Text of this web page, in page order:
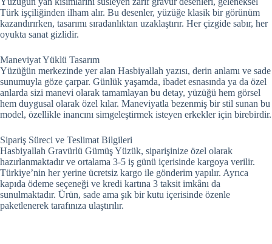
Türk işçiliğinden ilham alır. Bu desenler, yüzüğe klasik bir görünüm
kazandırırken, tasarımı sıradanlıktan uzaklaştırır. Her çizgide sabır, her
oyukta sanat gizlidir.
Maneviyat Yüklü Tasarım
Yüzüğün merkezinde yer alan Hasbiyallah yazısı, derin anlamı ve sade
sunumuyla göze çarpar. Günlük yaşamda, ibadet esnasında ya da özel
anlarda sizi manevi olarak tamamlayan bu detay, yüzüğü hem görsel
hem duygusal olarak özel kılar. Maneviyatla bezenmiş bir stil sunan bu
model, özellikle inancını simgeleştirmek isteyen erkekler için birebirdir.
Sipariş Süreci ve Teslimat Bilgileri
Hasbiyallah Gravürlü Gümüş Yüzük, siparişinize özel olarak
hazırlanmaktadır ve ortalama 3-5 iş günü içerisinde kargoya verilir.
Türkiye’nin her yerine ücretsiz kargo ile gönderim yapılır. Ayrıca
kapıda ödeme seçeneği ve kredi kartına 3 taksit imkânı da
sunulmaktadır. Ürün, sade ama şık bir kutu içerisinde özenle
paketlenerek tarafınıza ulaştırılır.